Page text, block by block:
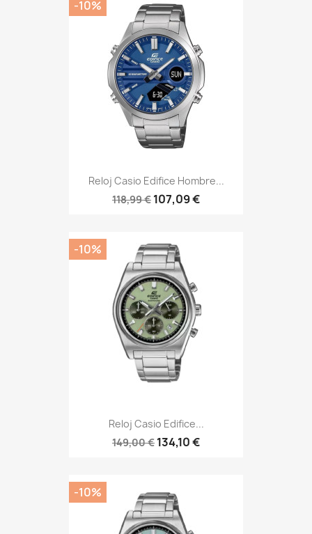
Reloj Casio Edifice Hombre...
118,99 € 107,09 €
-10%
Reloj Casio Edifice...
149,00 € 134,10 €
-10%
-10%